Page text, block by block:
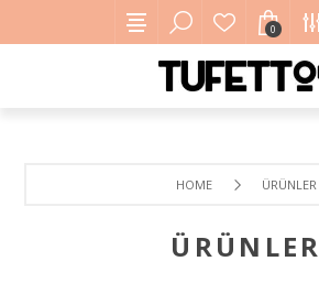
0
HOME ÜRÜNLER
ÜRÜNLER